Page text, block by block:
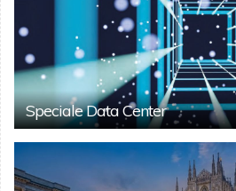
Speciale Data Center